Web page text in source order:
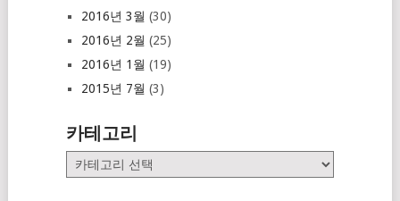
2016년 3월 (30)
2016년 2월 (25)
2016년 1월 (19)
2015년 7월 (3)
카테고리
카
테